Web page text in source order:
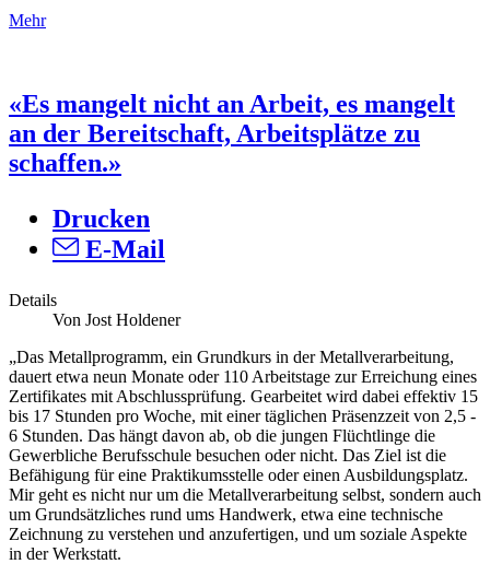
Mehr
«Es mangelt nicht an Arbeit, es mangelt
an der Bereitschaft, Arbeitsplätze zu
schaffen.»
Drucken
E-Mail
Details
Von Jost Holdener
„Das Metallprogramm, ein Grundkurs in der Metallverarbeitung,
dauert etwa neun Monate oder 110 Arbeitstage zur Erreichung eines
Zertifikates mit Abschlussprüfung. Gearbeitet wird dabei effektiv 15
bis 17 Stunden pro Woche, mit einer täglichen Präsenzzeit von 2,5 -
6 Stunden. Das hängt davon ab, ob die jungen Flüchtlinge die
Gewerbliche Berufsschule besuchen oder nicht. Das Ziel ist die
Befähigung für eine Praktikumsstelle oder einen Ausbildungsplatz.
Mir geht es nicht nur um die Metallverarbeitung selbst, sondern auch
um Grundsätzliches rund ums Handwerk, etwa eine technische
Zeichnung zu verstehen und anzufertigen, und um soziale Aspekte
in der Werkstatt.